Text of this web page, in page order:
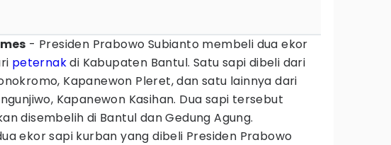
- Presiden Prabowo Subianto membeli dua ekor
peternakdi Kabupaten Bantul. Satu sapi dibeli dari
Kapanewon Pleret, dan satu lainnya dari
Kapanewon Kasihan. Dua sapi tersebut
disembelih di Bantul dan Gedung Agung.
ekor sapi kurban yang dibeli Presiden Prabowo